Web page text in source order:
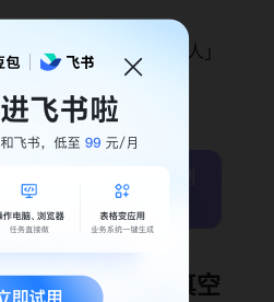
加至多维表格的「参与人」
您诊断企业痛点，定制
会后跟踪告别“真空